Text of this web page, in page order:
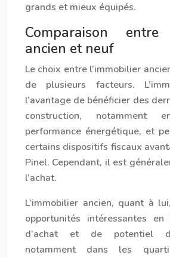
grands et mieux équipés.
Comparaison entre
ancien et neuf
Le choix entre l’immobilier
de plusieurs facteurs.
l’avantage de bénéficier des
construction, notamment
performance énergétique, et
certains dispositifs fiscaux
Pinel. Cependant, il est
l’achat.
L’immobilier ancien, quant à
opportunités intéressantes
d’achat et de potentiel
notamment dans les